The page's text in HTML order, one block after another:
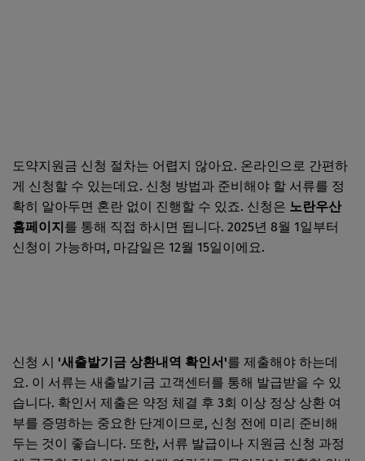
도약지원금 신청 절차는 어렵지 않아요. 온라인으로 간편하
게 신청할 수 있는데요. 신청 방법과 준비해야 할 서류를 정
확히 알아두면 혼란 없이 진행할 수 있죠. 신청은 노란우산
홈페이지를 통해 직접 하시면 됩니다. 2025년 8월 1일부터
신청이 가능하며, 마감일은 12월 15일이에요.
신청 시 '새출발기금 상환내역 확인서'를 제출해야 하는데
요. 이 서류는 새출발기금 고객센터를 통해 발급받을 수 있
습니다. 확인서 제출은 약정 체결 후 3회 이상 정상 상환 여
부를 증명하는 중요한 단계이므로, 신청 전에 미리 준비해
두는 것이 좋습니다. 또한, 서류 발급이나 지원금 신청 과정